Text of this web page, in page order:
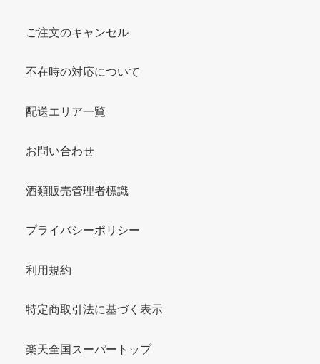
ご注文のキャンセル
不在時の対応について
配送エリア一覧
お問い合わせ
酒類販売管理者標識
プライバシーポリシー
利用規約
特定商取引法に基づく表示
楽天全国スーパートップ